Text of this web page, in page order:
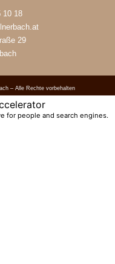
10 18
29
– Alle Rechte vorbehalten
for people and search engines.